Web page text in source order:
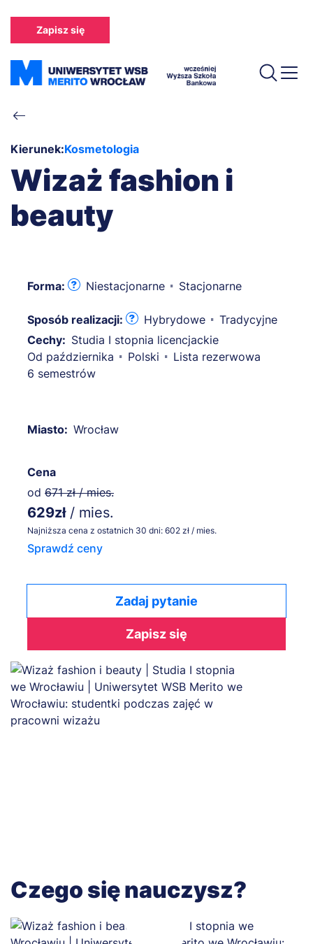
treści
Zapisz się
Ścieżka
nawigacyjna
Kierunek:Kosmetologia
Wizaż fashion i
beauty
Forma: Niestacjonarne Stacjonarne
Sposób realizacji: Hybrydowe
Tradycyjne
Cechy: Studia I stopnia licencjackie
Od października
Polski
Lista rezerwowa
6 semestrów
Miasto: Wrocław
Cena
od 671 zł / mies.
629zł / mies.
Najniższa cena z ostatnich 30 dni: 602 zł / mies.
Sprawdź ceny
Zadaj pytanie
Zapisz się
Czego się nauczysz?